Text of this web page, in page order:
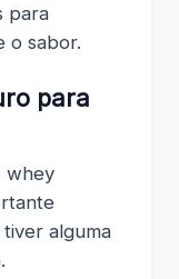
para
o sabor.
para
whey
alguma